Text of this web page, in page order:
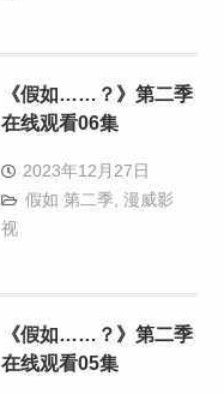
《假如……？》第二季
在线观看06集
2023年12月27日
假如 第二季 漫威影
视
《假如……？》第二季
在线观看05集